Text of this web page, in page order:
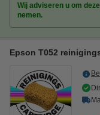
Wij adviseren u om
nemen.
Epson T052